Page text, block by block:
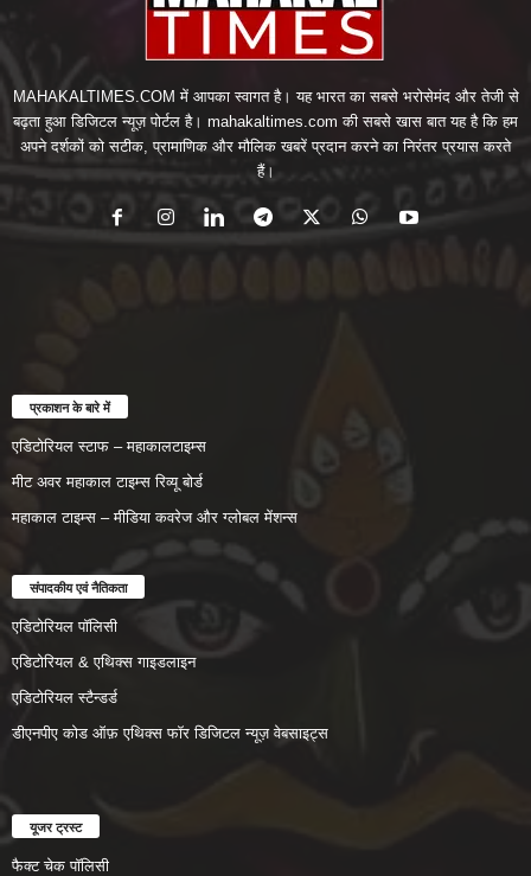
MAHAKALTIMES.COM में आपका स्वागत है। यह भारत का सबसे भरोसेमंद और तेजी से
बढ़ता हुआ डिजिटल न्यूज़ पोर्टल है। mahakaltimes.com की सबसे खास बात यह है कि हम
अपने दर्शकों को सटीक, प्रामाणिक और मौलिक खबरें प्रदान करने का निरंतर प्रयास करते
हैं।
प्रकाशन के बारे में
एडिटोरियल स्टाफ – महाकालटाइम्स
मीट अवर महाकाल टाइम्स रिव्यू बोर्ड
महाकाल टाइम्स – मीडिया कवरेज और ग्लोबल मेंशन्स
संपादकीय एवं नैतिकता
एडिटोरियल पॉलिसी
एडिटोरियल & एथिक्स गाइडलाइन
एडिटोरियल स्टैन्डर्ड
डीएनपीए कोड ऑफ़ एथिक्स फॉर डिजिटल न्यूज़ वेबसाइट्स
यूजर ट्रस्ट
फैक्ट चेक पॉलिसी